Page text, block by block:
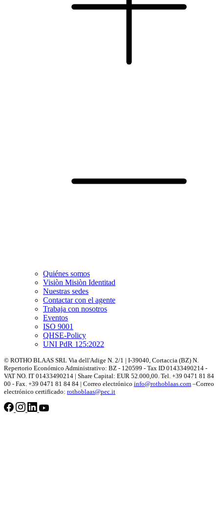
Quiénes somos
Visiòn Misiòn Identitad
Nuestras sedes
Contactar con el agente
Trabaja con nosotros
Eventos
ISO 9001
QHSE-Policy
UNI PdR 125:2022
© ROTHO BLAAS SRL Via dell'Adige N. 2/1 | I-39040, Cortaccia (BZ) N.
Repertorio Económico Administrativo: BZ - 120599 - Tax ID 01433490214 -
VAT NO. IT 01433490214 | Share Capital: EUR 52.000,00. Tel. +39 0471 81 84
00 - Fax. +39 0471 81 84 84 | Correo electrónico info@rothoblaas.com –Correo
electrónico certificado: rothoblaas@pec.it